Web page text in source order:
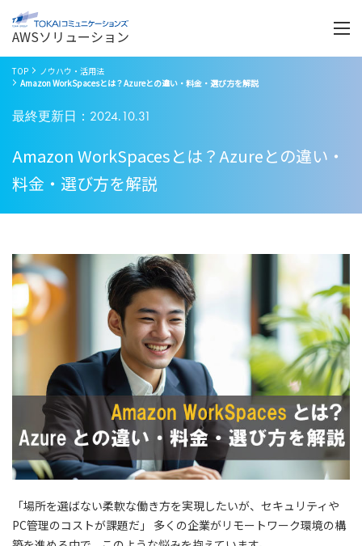
AWSソリューション
く
TOP
ノウハウ・活用法
Amazon WorkSpacesとは？Azureとの違い・料金・選び方を解説
最終更新日：2024.10.31
Amazon WorkSpacesとは？Azureとの違い・
料金・選び方を解説
「場所を選ばない柔軟な働き方を実現したいが、セキュリティや
PC管理のコストが課題だ」 多くの企業がリモートワーク環境の構